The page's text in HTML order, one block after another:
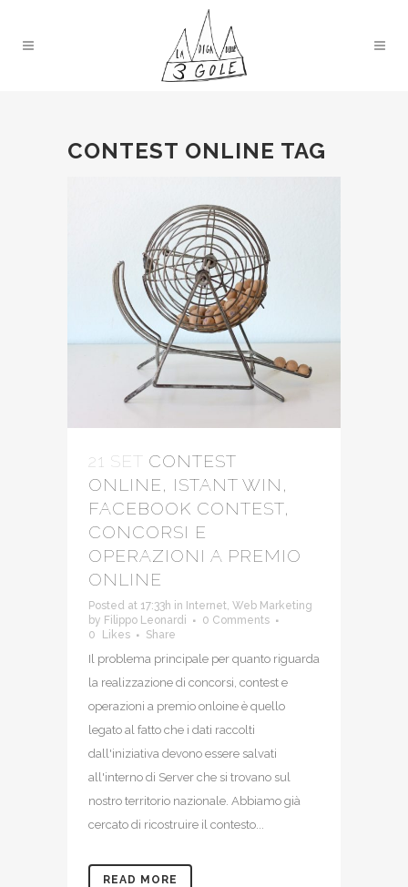
CONTEST ONLINE TAG
21 SET CONTEST
ONLINE, ISTANT WIN,
FACEBOOK CONTEST,
CONCORSI E
OPERAZIONI A PREMIO
ONLINE
Posted at 17:33h in Internet, Web Marketing
by Filippo Leonardi
0 Comments
0
Likes Share
Il problema principale per quanto riguarda
la realizzazione di concorsi, contest e
operazioni a premio onloine è quello
legato al fatto che i dati raccolti
dall'iniziativa devono essere salvati
all'interno di Server che si trovano sul
nostro territorio nazionale. Abbiamo già
cercato di ricostruire il contesto...
READ MORE